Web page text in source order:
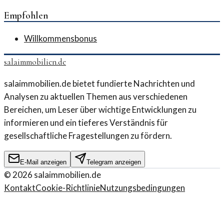
Empfohlen
Willkommensbonus
salaimmobilien.de
salaimmobilien.de bietet fundierte Nachrichten und
Analysen zu aktuellen Themen aus verschiedenen
Bereichen, um Leser über wichtige Entwicklungen zu
informieren und ein tieferes Verständnis für
gesellschaftliche Fragestellungen zu fördern.
E-Mail anzeigen Telegram anzeigen
© 2026 salaimmobilien.de
KontaktCookie-RichtlinieNutzungsbedingungen